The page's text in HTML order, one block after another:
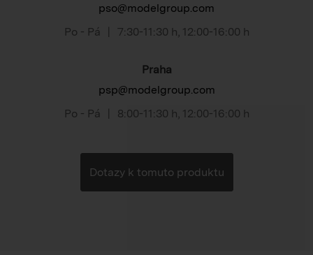
pso@modelgroup.com
Po - Pá
7:30-11:30 h 12:00-16:00 h
Praha
psp@modelgroup.com
Po - Pá
8:00-11:30 h 12:00-16:00 h
Dotazy k tomuto produktu